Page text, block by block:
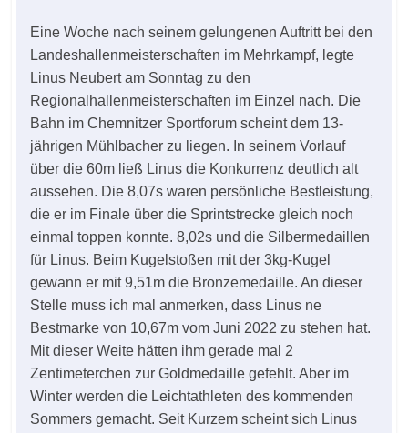
Eine Woche nach seinem gelungenen Auftritt bei den
Landeshallenmeisterschaften im Mehrkampf, legte
Linus Neubert am Sonntag zu den
Regionalhallenmeisterschaften im Einzel nach. Die
Bahn im Chemnitzer Sportforum scheint dem 13-
jährigen Mühlbacher zu liegen. In seinem Vorlauf
über die 60m ließ Linus die Konkurrenz deutlich alt
aussehen. Die 8,07s waren persönliche Bestleistung,
die er im Finale über die Sprintstrecke gleich noch
einmal toppen konnte. 8,02s und die Silbermedaillen
für Linus. Beim Kugelstoßen mit der 3kg-Kugel
gewann er mit 9,51m die Bronzemedaille. An dieser
Stelle muss ich mal anmerken, dass Linus ne
Bestmarke von 10,67m vom Juni 2022 zu stehen hat.
Mit dieser Weite hätten ihm gerade mal 2
Zentimeterchen zur Goldmedaille gefehlt. Aber im
Winter werden die Leichtathleten des kommenden
Sommers gemacht. Seit Kurzem scheint sich Linus